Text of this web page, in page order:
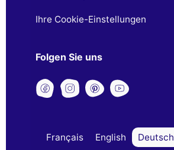
Ihre Cookie-Einstellungen
Folgen Sie uns
Français English Deutsch